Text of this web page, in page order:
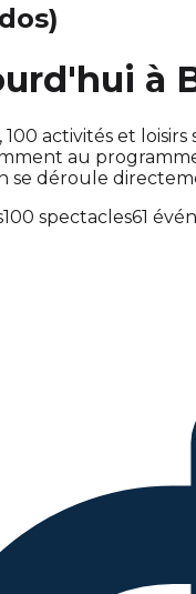
à
activités et
au
se déroule
100 spectacles61